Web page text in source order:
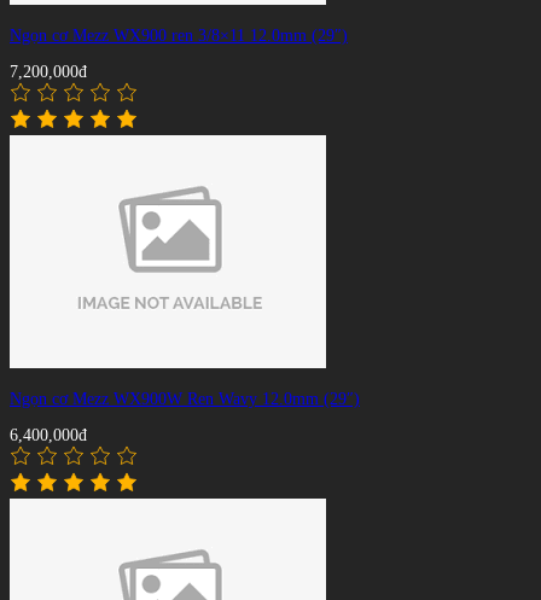
Ngọn cơ Mezz WX900 ren 3/8×11 12.0mm (29″)
7,200,000đ
Ngọn cơ Mezz WX900W Ren Wavy 12.0mm (29″)
6,400,000đ